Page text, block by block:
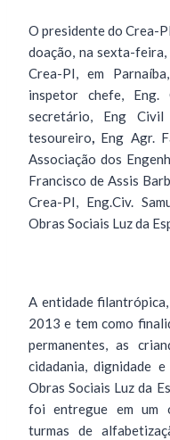
O presidente do Crea-
doação, na sexta-
Crea-PI, em
inspetor chefe,
secretário, Eng
tesoureiro, Eng Agr.
Associação dos
Francisco de Assis
Crea-PI, Eng.Civ.
Obras Sociais Luz da
A entidade
2013 e tem como
permanentes, as
cidadania, dignidade
Obras Sociais Luz da
foi entregue em um
turmas de